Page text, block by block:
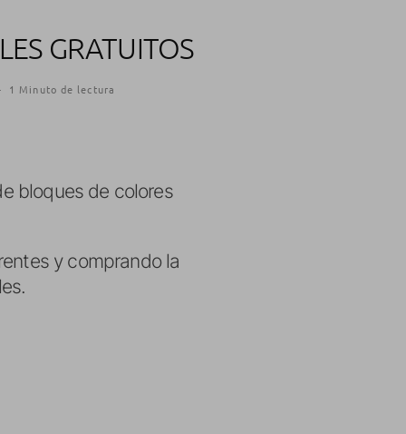
GRATUITOS
· 1 Minuto de lectura
bloques de colores
y comprando la